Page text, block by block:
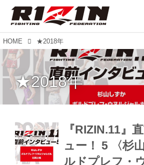
HOME ★2018年
★2018年
『RIZIN.11』
ュー！ 5 〈杉
ルドプレフ・